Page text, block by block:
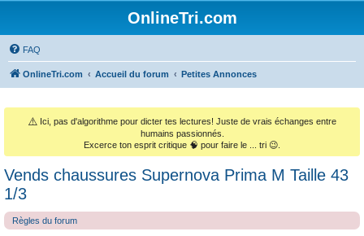
OnlineTri.com
FAQ
OnlineTri.com Accueil du forum Petites Annonces
⚠️ Ici, pas d'algorithme pour dicter tes lectures! Juste de vrais échanges entre
humains passionnés.
Excerce ton esprit critique 🧠 pour faire le ... tri 😉.
Vends chaussures Supernova Prima M Taille 43
1/3
Règles du forum